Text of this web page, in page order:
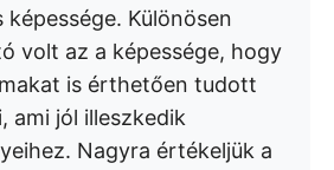
Különösen
volt az a képessége, hogy
is érthetően tudott
ami jól illeszkedik
Nagyra értékeljük a